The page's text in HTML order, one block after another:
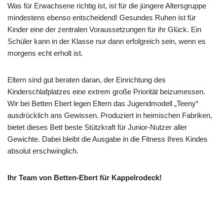
Was für Erwachsene richtig ist, ist für die jüngere Altersgruppe
mindestens ebenso entscheidend! Gesundes Ruhen ist für
Kinder eine der zentralen Voraussetzungen für ihr Glück. Ein
Schüler kann in der Klasse nur dann erfolgreich sein, wenn es
morgens echt erholt ist.
Eltern sind gut beraten daran, der Einrichtung des
Kinderschlafplatzes eine extrem große Priorität beizumessen.
Wir bei Betten Ebert legen Eltern das Jugendmodell „Teeny“
ausdrücklich ans Gewissen. Produziert in heimischen Fabriken,
bietet dieses Bett beste Stützkraft für Junior-Nutzer aller
Gewichte. Dabei bleibt die Ausgabe in die Fitness Ihres Kindes
absolut erschwinglich.
Ihr Team von Betten-Ebert für Kappelrodeck!